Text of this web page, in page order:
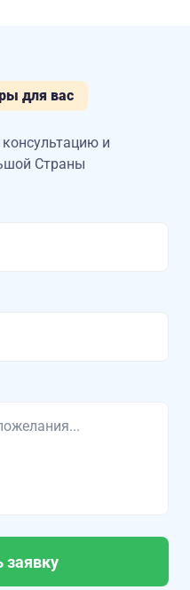
для вас
консультацию и
Страны
заявку